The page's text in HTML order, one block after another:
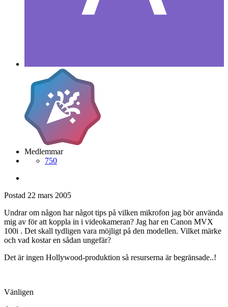
Medlemmar
750
Postad 22 mars 2005
Undrar om någon har något tips på vilken mikrofon jag bör använda
mig av för att koppla in i videokameran? Jag har en Canon MVX
100i . Det skall tydligen vara möjligt på den modellen. Vilket märke
och vad kostar en sådan ungefär?
Det är ingen Hollywood-produktion så resurserna är begränsade..!
Vänligen